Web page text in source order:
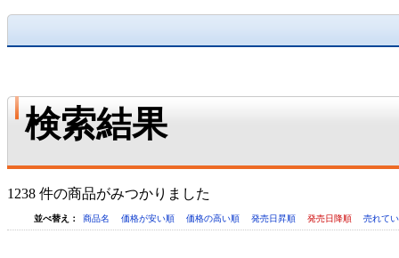
検索結果
1238 件の商品がみつかりました
並べ替え： 商品名 価格が安い順 価格の高い順 発売日昇順 発売日降順 売れて